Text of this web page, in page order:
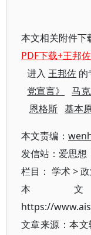
本文相关附件下
PDF下载+王邦
进入王邦佐
党宣言》
马
恩格斯 基本
本文责编：
发信站：爱思
栏目： 学术>
本
https://
文章来源：本